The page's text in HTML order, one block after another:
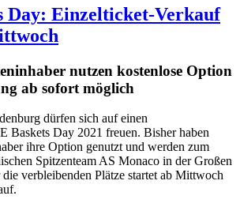
Day: Einzelticket-Verkauf
nutzen kostenlose Option
ab sofort möglich
dürfen sich auf einen
Baskets Day 2021 freuen. Bisher haben
ihre Option genutzt und werden zum
Spitzenteam AS Monaco in der Großen
verbleibenden Plätze startet ab Mittwoch